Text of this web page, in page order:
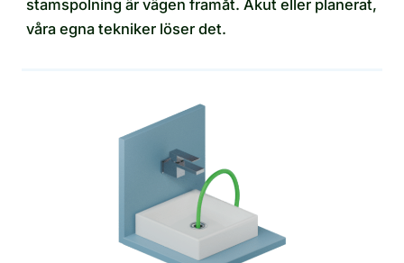
stamspolning är vägen framåt. Akut eller planerat,
våra egna tekniker löser det.